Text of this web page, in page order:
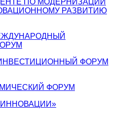
ПО МОДЕРНИЗАЦИИ
РАЗВИТИЮ
ФОРУМ
ФОРУМ